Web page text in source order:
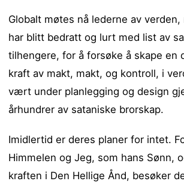
Globalt møtes nå lederne av verden,
har blitt bedratt og lurt med list av
tilhengere, for å forsøke å skape en
kraft av makt, makt, og kontroll, i
vært under planlegging og design
århundrer av sataniske brorskap.
Imidlertid er deres planer for intet.
Himmelen og Jeg, som hans Sønn,
kraften i Den Hellige Ånd, besøker